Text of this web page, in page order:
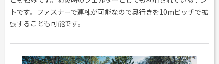
トです。ファスナーで連棟が可能なので奥行きを10mピッチで拡
張することも可能です。
中型テント①モジュラーBOX